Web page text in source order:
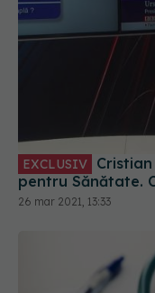
EXCLUSIV
pentru Sănătate.
26 mar 2021, 13:33